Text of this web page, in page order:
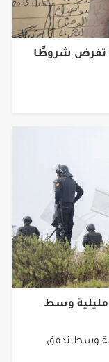
تفرض شروطًا
مليلية وسط
وسط تدفق